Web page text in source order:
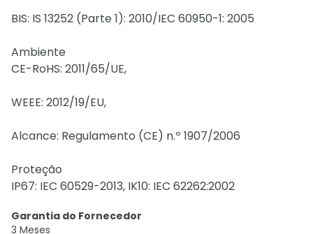
BIS: IS 13252 (Parte 1): 2010/IEC 60950-1: 2005
Ambiente
CE-RoHS: 2011/65/UE,
WEEE: 2012/19/EU,
Alcance: Regulamento (CE) n.º 1907/2006
Proteção
IP67: IEC 60529-2013, IK10: IEC 62262:2002
Garantia do Fornecedor
3 Meses